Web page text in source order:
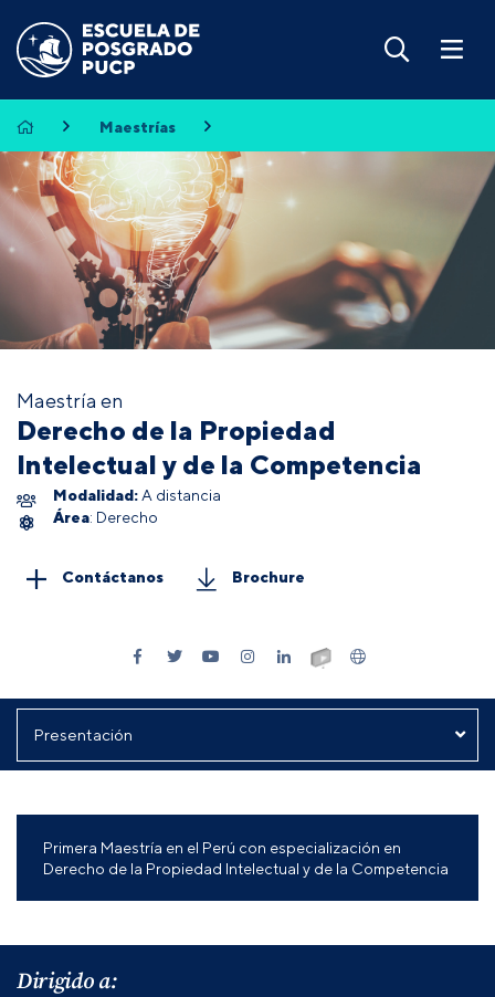
Maestrías
Maestría en
Derecho de la Propiedad
Intelectual y de la Competencia
Modalidad: A distancia
Área: Derecho
Contáctanos Brochure
Primera Maestría en el Perú con especialización en
Derecho de la Propiedad Intelectual y de la Competencia
Dirigido a: